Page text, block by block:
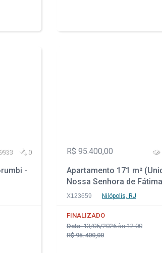
0
-
R$ 95.400,00
Apartamento 171 m²
Nossa Senhora de
Nilópolis - RJ
X123659 Nilópolis, RJ
FINALIZADO
Data:13/05/2026 às 12:00
R$ 95.400,00